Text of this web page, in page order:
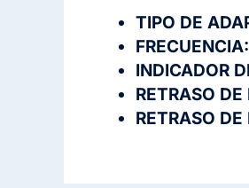
TIPO DE
FRECUENCIA:
INDICADOR
RETRASO
RETRASO